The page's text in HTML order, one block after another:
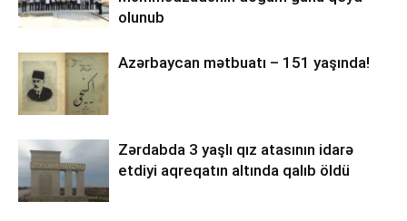
olunub
Azərbaycan mətbuatı – 151 yaşında!
Zərdabda 3 yaşlı qız atasının idarə
etdiyi aqreqatın altında qalıb öldü